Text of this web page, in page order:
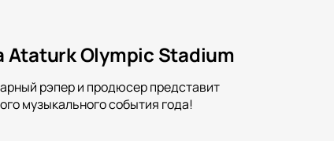
Ataturk Olympic Stadium
рэпер и продюсер представит
музыкального события года!